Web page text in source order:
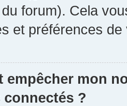
forum). Cela
et préférences
empêcher mon
connectés ?